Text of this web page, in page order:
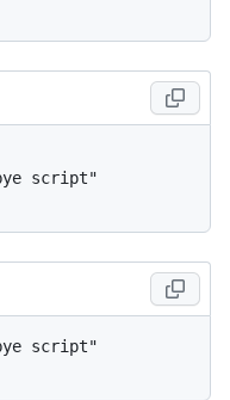
script"
script"